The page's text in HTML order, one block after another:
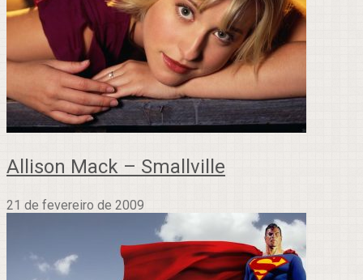
Allison Mack – Smallville
21 de fevereiro de 2009